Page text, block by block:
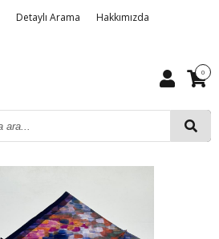
Detaylı Arama Hakkımızda
0